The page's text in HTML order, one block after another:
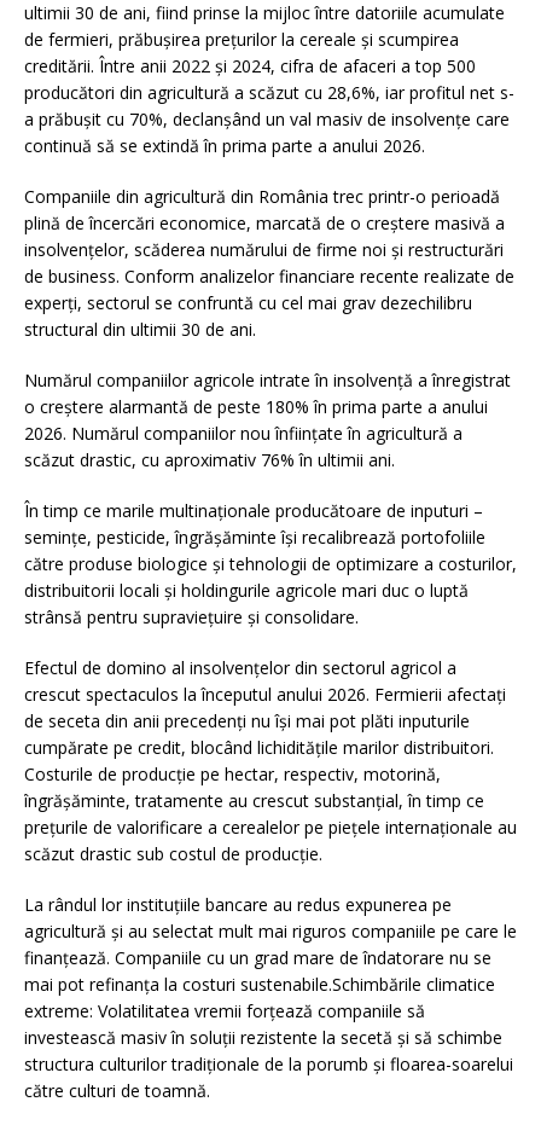
ultimii 30 de ani, fiind prinse la mijloc între datoriile acumulate
de fermieri, prăbușirea prețurilor la cereale și scumpirea
creditării. Între anii 2022 și 2024, cifra de afaceri a top 500
producători din agricultură a scăzut cu 28,6%, iar profitul net s-
a prăbușit cu 70%, declanșând un val masiv de insolvențe care
continuă să se extindă în prima parte a anului 2026.
Companiile din agricultură din România trec printr-o perioadă
plină de încercări economice, marcată de o creștere masivă a
insolvențelor, scăderea numărului de firme noi și restructurări
de business. Conform analizelor financiare recente realizate de
experți, sectorul se confruntă cu cel mai grav dezechilibru
structural din ultimii 30 de ani.
Numărul companiilor agricole intrate în insolvență a înregistrat
o creștere alarmantă de peste 180% în prima parte a anului
2026. Numărul companiilor nou înființate în agricultură a
scăzut drastic, cu aproximativ 76% în ultimii ani.
În timp ce marile multinaționale producătoare de inputuri –
semințe, pesticide, îngrășăminte își recalibrează portofoliile
către produse biologice și tehnologii de optimizare a costurilor,
distribuitorii locali și holdingurile agricole mari duc o luptă
strânsă pentru supraviețuire și consolidare.
Efectul de domino al insolvențelor din sectorul agricol a
crescut spectaculos la începutul anului 2026. Fermierii afectați
de seceta din anii precedenți nu își mai pot plăti inputurile
cumpărate pe credit, blocând lichiditățile marilor distribuitori.
Costurile de producție pe hectar, respectiv, motorină,
îngrășăminte, tratamente au crescut substanțial, în timp ce
prețurile de valorificare a cerealelor pe piețele internaționale au
scăzut drastic sub costul de producție.
La rândul lor instituțiile bancare au redus expunerea pe
agricultură și au selectat mult mai riguros companiile pe care le
finanțează. Companiile cu un grad mare de îndatorare nu se
mai pot refinanța la costuri sustenabile.Schimbările climatice
extreme: Volatilitatea vremii forțează companiile să
investească masiv în soluții rezistente la secetă și să schimbe
structura culturilor tradiționale de la porumb și floarea-soarelui
către culturi de toamnă.